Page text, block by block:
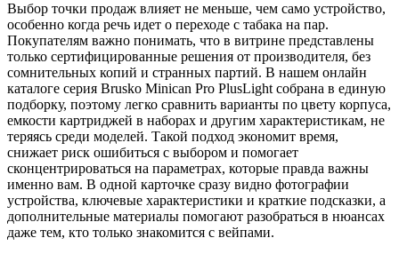
Выбор точки продаж влияет не меньше, чем само устройство,
особенно когда речь идет о переходе с табака на пар.
Покупателям важно понимать, что в витрине представлены
только сертифицированные решения от производителя, без
сомнительных копий и странных партий. В нашем онлайн
каталоге серия Brusko Minican Pro PlusLight собрана в единую
подборку, поэтому легко сравнить варианты по цвету корпуса,
емкости картриджей в наборах и другим характеристикам, не
теряясь среди моделей. Такой подход экономит время,
снижает риск ошибиться с выбором и помогает
сконцентрироваться на параметрах, которые правда важны
именно вам. В одной карточке сразу видно фотографии
устройства, ключевые характеристики и краткие подсказки, а
дополнительные материалы помогают разобраться в нюансах
даже тем, кто только знакомится с вейпами.